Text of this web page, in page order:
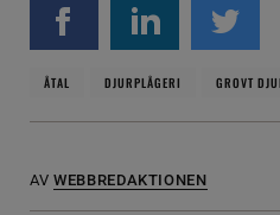
ÅTAL DJURPLÅGERI GROVT
AV WEBBREDAKTIONEN